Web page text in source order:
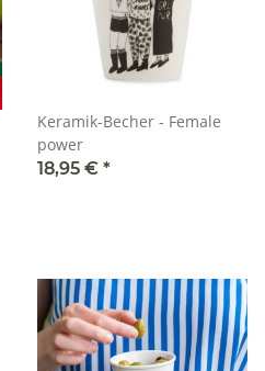
Keramik-Becher - Female
power
18,95 € *